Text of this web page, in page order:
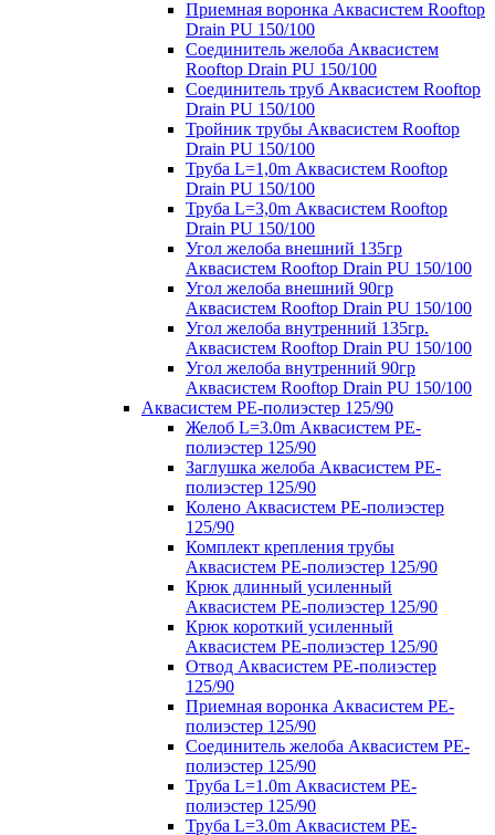
Приемная воронка Аквасистем Rooftop
Drain PU 150/100
Соединитель желоба Аквасистем
Rooftop Drain PU 150/100
Соединитель труб Аквасистем Rooftop
Drain PU 150/100
Тройник трубы Аквасистем Rooftop
Drain PU 150/100
Труба L=1,0m Аквасистем Rooftop
Drain PU 150/100
Труба L=3,0m Аквасистем Rooftop
Drain PU 150/100
Угол желоба внешний 135гр
Аквасистем Rooftop Drain PU 150/100
Угол желоба внешний 90гр
Аквасистем Rooftop Drain PU 150/100
Угол желоба внутренний 135гр.
Аквасистем Rooftop Drain PU 150/100
Угол желоба внутренний 90гр
Аквасистем Rooftop Drain PU 150/100
Аквасистем PE-полиэстер 125/90
Желоб L=3.0m Аквасистем PE-
полиэстер 125/90
Заглушка желоба Аквасистем PE-
полиэстер 125/90
Колено Аквасистем PE-полиэстер
125/90
Комплект крепления трубы
Аквасистем PE-полиэстер 125/90
Крюк длинный усиленный
Аквасистем PE-полиэстер 125/90
Крюк короткий усиленный
Аквасистем PE-полиэстер 125/90
Отвод Аквасистем РЕ-полиэстер
125/90
Приемная воронка Аквасистем PE-
полиэстер 125/90
Соединитель желоба Аквасистем PE-
полиэстер 125/90
Труба L=1.0m Аквасистем PE-
полиэстер 125/90
Труба L=3.0m Аквасистем PE-